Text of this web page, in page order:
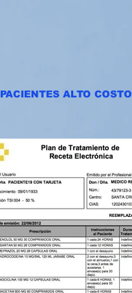
PACIENTES ALTO COSTO